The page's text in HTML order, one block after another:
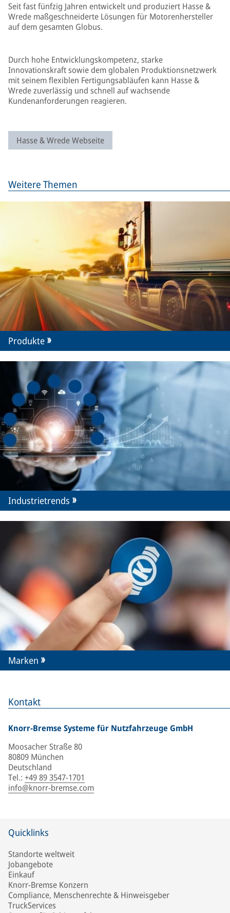
Kontakt
Knorr-Bremse Systeme für Nutzfahrzeuge GmbH
Moosacher Straße 80
80809 München
Deutschland
Tel.: +49 89 3547-1701
info@knorr-bremse.com
Seit fast fünfzig Jahren entwickelt und produziert Hasse &
Wrede maßgeschneiderte Lösungen für Motorenhersteller
auf dem gesamten Globus.
Durch hohe Entwicklungskompetenz, starke
Innovationskraft sowie dem globalen Produktionsnetzwerk
mit seinem flexiblen Fertigungsabläufen kann Hasse &
Wrede zuverlässig und schnell auf wachsende
Kundenanforderungen reagieren.
Hasse & Wrede Webseite
Weitere Themen
Produkte
Industrietrends
Marken
Quicklinks
Standorte weltweit
Jobangebote
Einkauf
Knorr-Bremse Konzern
Compliance, Menschenrechte & Hinweisgeber
TruckServices